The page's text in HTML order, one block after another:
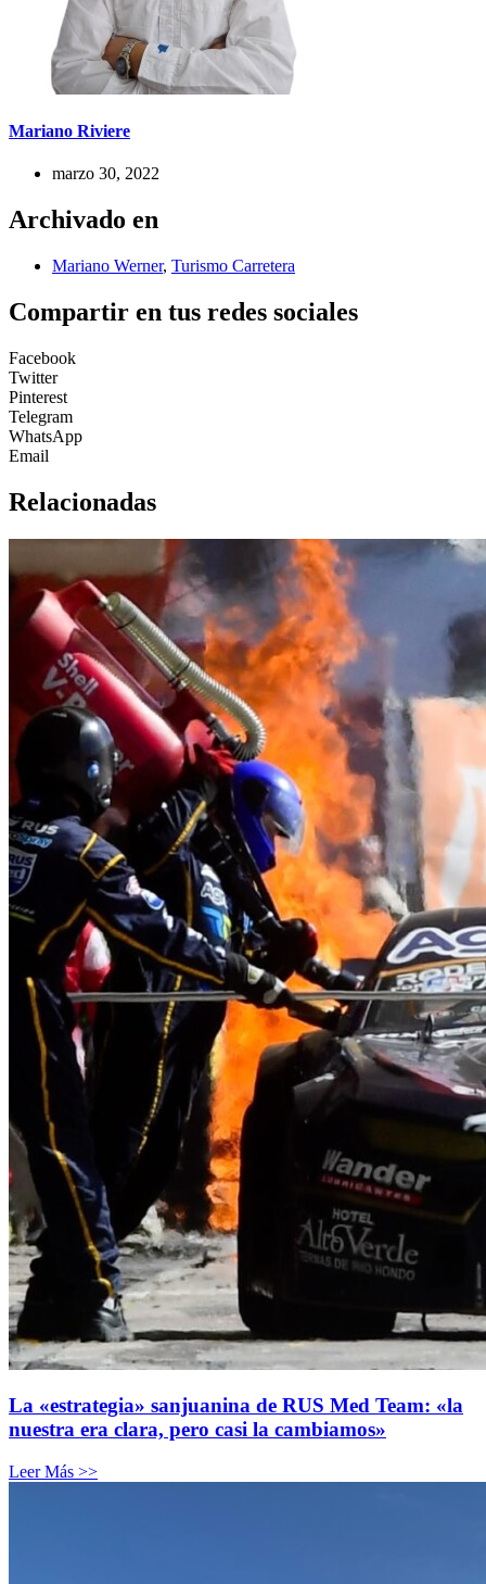
Mariano Riviere
marzo 30, 2022
Archivado en
Mariano Werner, Turismo Carretera
Compartir en tus redes sociales
Facebook
Twitter
Pinterest
Telegram
WhatsApp
Email
Relacionadas
La «estrategia» sanjuanina de RUS Med Team: «la
nuestra era clara, pero casi la cambiamos»
Leer Más >>